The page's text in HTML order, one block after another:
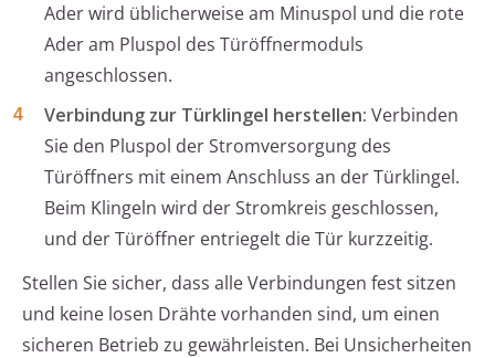
Ader wird üblicherweise am Minuspol und die rote
Ader am Pluspol des Türöffnermoduls
angeschlossen.
Verbindung zur Türklingel herstellen: Verbinden
Sie den Pluspol der Stromversorgung des
Türöffners mit einem Anschluss an der Türklingel.
Beim Klingeln wird der Stromkreis geschlossen,
und der Türöffner entriegelt die Tür kurzzeitig.
Stellen Sie sicher, dass alle Verbindungen fest sitzen
und keine losen Drähte vorhanden sind, um einen
sicheren Betrieb zu gewährleisten. Bei Unsicherheiten